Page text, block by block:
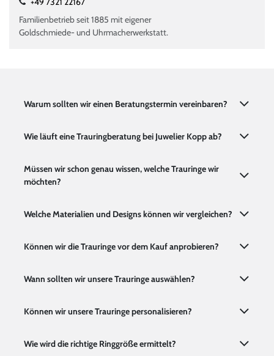
Familienbetrieb seit 1885 mit eigener
Goldschmiede- und Uhrmacherwerkstatt.
Warum sollten wir einen Beratungstermin vereinbaren?
Wie läuft eine Trauringberatung bei Juwelier Kopp ab?
Müssen wir schon genau wissen, welche Trauringe wir
möchten?
Welche Materialien und Designs können wir vergleichen?
Können wir die Trauringe vor dem Kauf anprobieren?
Wann sollten wir unsere Trauringe auswählen?
Können wir unsere Trauringe personalisieren?
Wie wird die richtige Ringgröße ermittelt?